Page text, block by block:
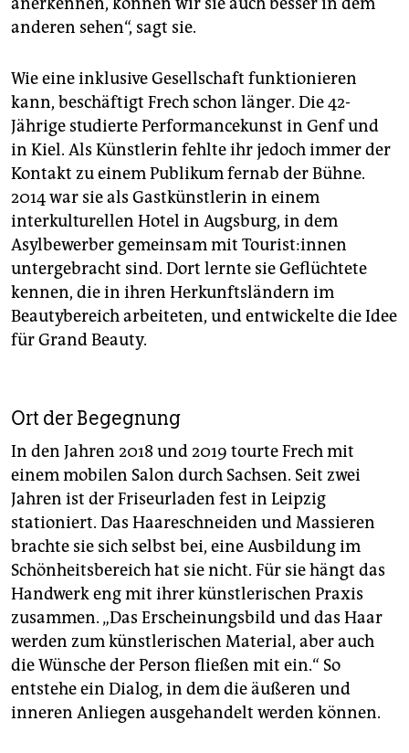
anerkennen, können wir sie auch besser in dem
anderen sehen“, sagt sie.
Wie eine inklusive Gesellschaft funktionieren
kann, beschäftigt Frech schon länger. Die 42-
Jährige studierte Performancekunst in Genf und
in Kiel. Als Künstlerin fehlte ihr jedoch immer der
Kontakt zu einem Publikum fernab der Bühne.
2014 war sie als Gastkünstlerin in einem
interkulturellen Hotel in Augsburg, in dem
Asylbewerber gemeinsam mit Tou­ris­t:in­nen
untergebracht sind. Dort lernte sie Geflüchtete
kennen, die in ihren Herkunftsländern im
Beautybereich arbeiteten, und entwickelte die Idee
für Grand Beauty.
Ort der Begegnung
In den Jahren 2018 und 2019 tourte Frech mit
einem mobilen Salon durch Sachsen. Seit zwei
Jahren ist der Friseurladen fest in Leipzig
stationiert. Das Haareschneiden und Massieren
brachte sie sich selbst bei, eine Ausbildung im
Schönheitsbereich hat sie nicht. Für sie hängt das
Handwerk eng mit ihrer künstlerischen Praxis
zusammen. „Das Erscheinungsbild und das Haar
werden zum künstlerischen Material, aber auch
die Wünsche der Person fließen mit ein.“ So
entstehe ein Dialog, in dem die äußeren und
inneren Anliegen ausgehandelt werden können.